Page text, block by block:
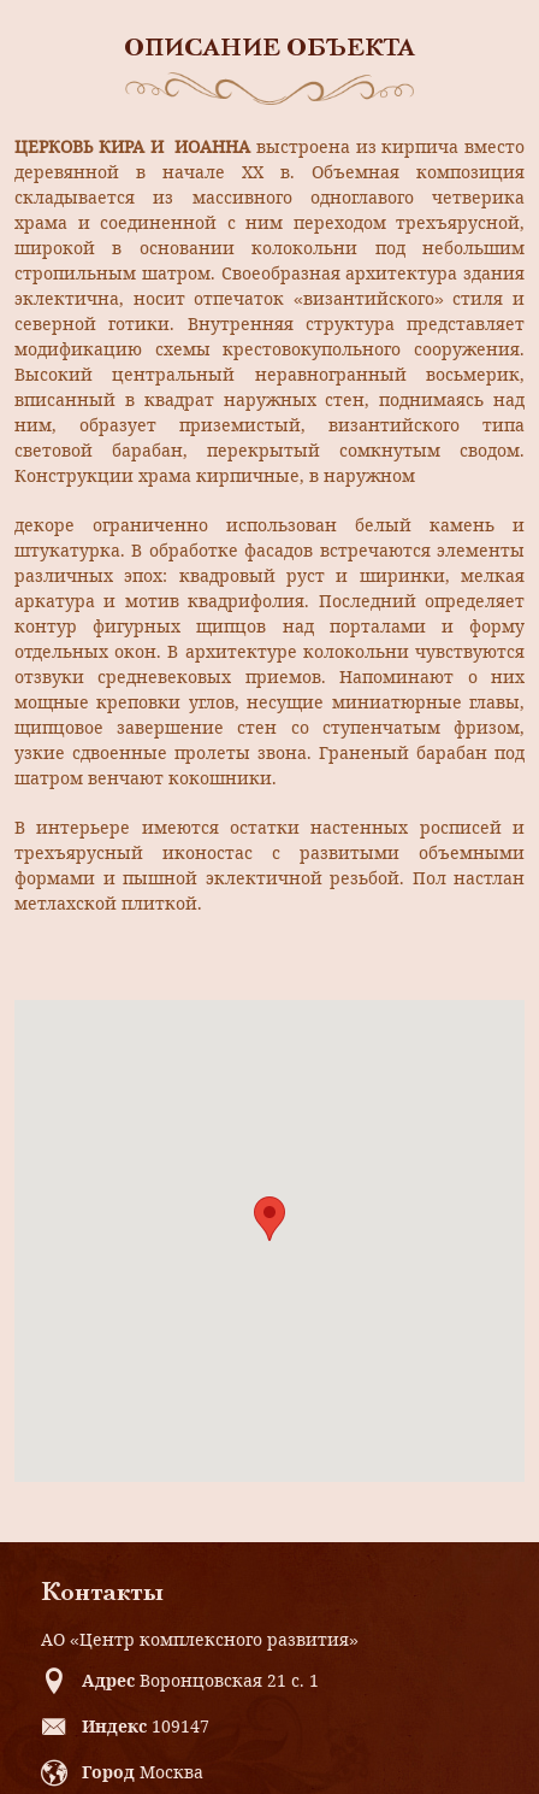
ОПИСАНИЕ ОБЪЕКТА
ЦЕРКОВЬ КИРА И ИОАННА выстроена из кирпича вместо
деревянной в начале XX в. Объемная композиция
складывается из массивного одноглавого четверика
храма и соединенной с ним переходом трехъярусной,
широкой в основании колокольни под небольшим
стропильным шатром. Своеобразная архитектура здания
эклектична, носит отпечаток «византийского» стиля и
северной готики. Внутренняя структура представляет
модификацию схемы крестовокупольного сооружения.
Высокий центральный неравногранный восьмерик,
вписанный в квадрат наружных стен, поднимаясь над
ним, образует приземистый, византийского типа
световой барабан, перекрытый сомкнутым сводом.
Конструкции храма кирпичные, в наружном
декоре ограниченно использован белый камень и
штукатурка. В обработке фасадов встречаются элементы
различных эпох: квадровый руст и ширинки, мелкая
аркатура и мотив квадрифолия. Последний определяет
контур фигурных щипцов над порталами и форму
отдельных окон. В архитектуре колокольни чувствуются
отзвуки средневековых приемов. Напоминают о них
мощные креповки углов, несущие миниатюрные главы,
щипцовое завершение стен со ступенчатым фризом,
узкие сдвоенные пролеты звона. Граненый барабан под
шатром венчают кокошники.
В интерьере имеются остатки настенных росписей и
трехъярусный иконостас с развитыми объемными
формами и пышной эклектичной резьбой. Пол настлан
метлахской плиткой.
Контакты
АО «Центр комплексного развития»
Адрес Воронцовская 21 с. 1
Индекс 109147
Город Москва